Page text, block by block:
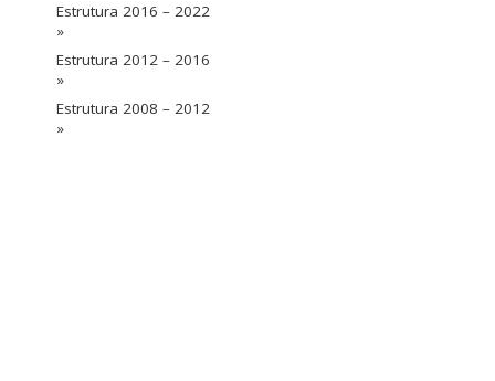
Estrutura 2016 – 2022
»
Estrutura 2012 – 2016
»
Estrutura 2008 – 2012
»